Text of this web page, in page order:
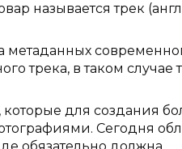
называется трек
метаданных
трека, в таком случае
для создания
Сегодня